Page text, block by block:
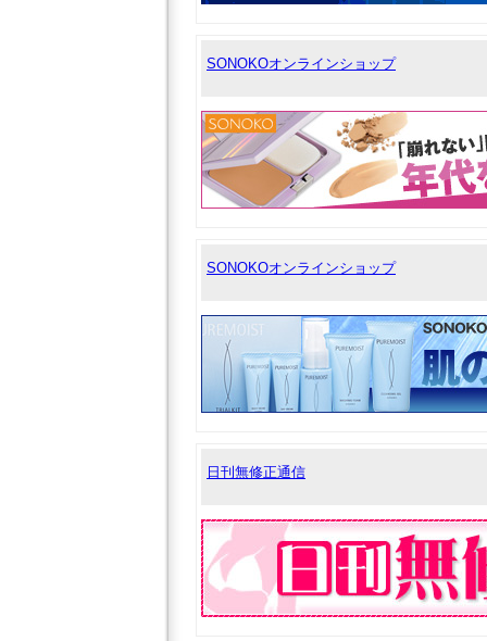
SONOKOオンラインショップ
SONOKOオンラインショップ
日刊無修正通信